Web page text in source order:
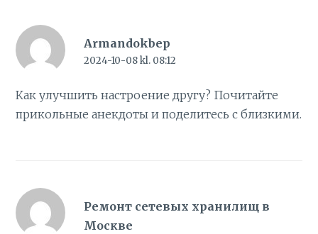
Armandokbep
2024-10-08 kl. 08:12
Как улучшить настроение другу? Почитайте
прикольные анекдоты и поделитесь с близкими.
Ремонт сетевых хранилищ в
Москве